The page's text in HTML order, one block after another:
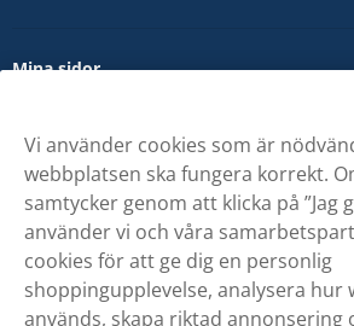
Mina sidor
Om oss
Vi använder cookies som är
webbplatsen ska fungera korrekt.
samtycker genom att klicka på ”Jag
använder vi och våra
cookies för att ge dig en personlig
shoppingupplevelse, analysera hur
används, skapa riktad annonsering